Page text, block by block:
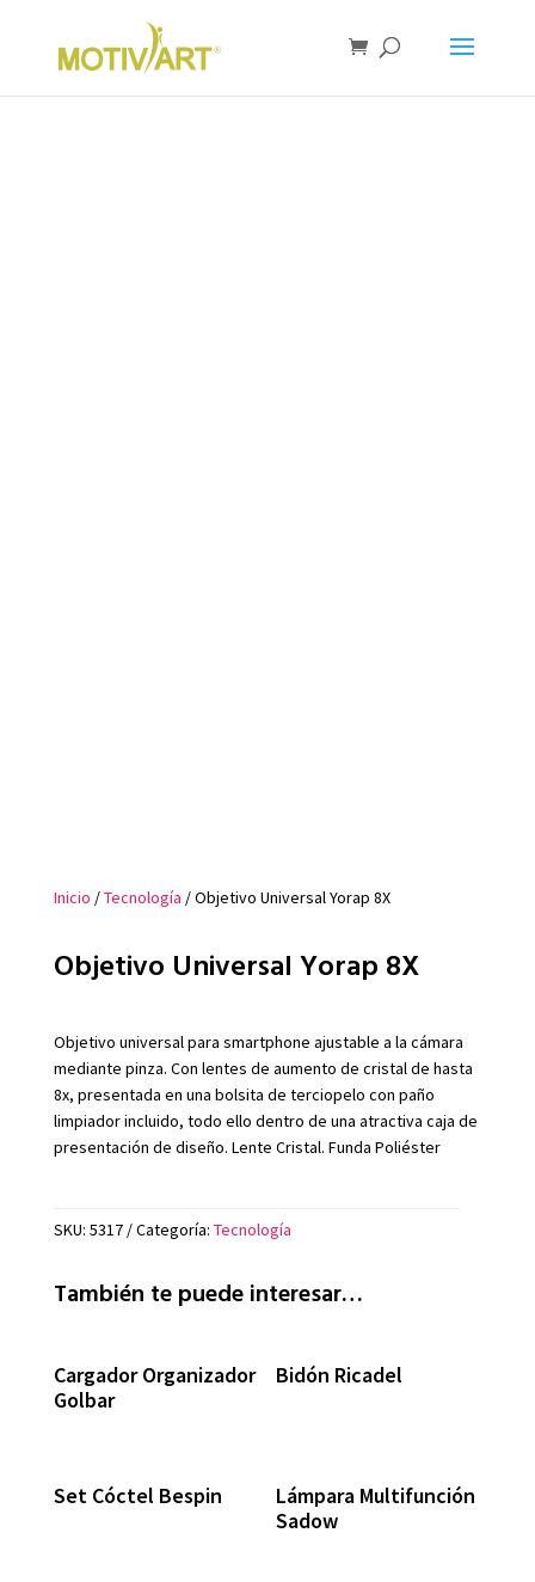
Inicio /Tecnología / Objetivo Universal Yorap 8X
Objetivo Universal Yorap 8X
Objetivo universal para smartphone ajustable a la cámara
mediante pinza. Con lentes de aumento de cristal de hasta
8x, presentada en una bolsita de terciopelo con paño
limpiador incluido, todo ello dentro de una atractiva caja de
presentación de diseño. Lente Cristal. Funda Poliéster
SKU: 5317 Categoría: Tecnología
También te puede interesar…
Cargador Organizador
Golbar
Bidón Ricadel
Set Cóctel Bespin
Lámpara Multifunción
Sadow